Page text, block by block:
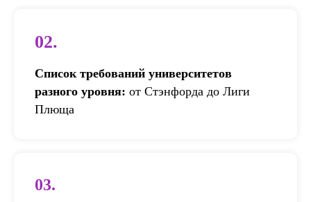
02.
Список требований университетов
разного уровня: от Стэнфорда до Лиги
Плюща
03.